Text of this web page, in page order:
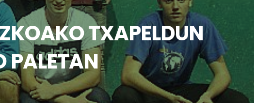
TXAPELDUN
PALETAN